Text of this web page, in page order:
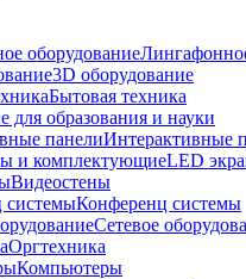
3D оборудование
Бытовая техника
для образования и науки
Интерактивные
LED
Видеостены
Конференц системы
Сетевое
Оргтехника
Компьютеры